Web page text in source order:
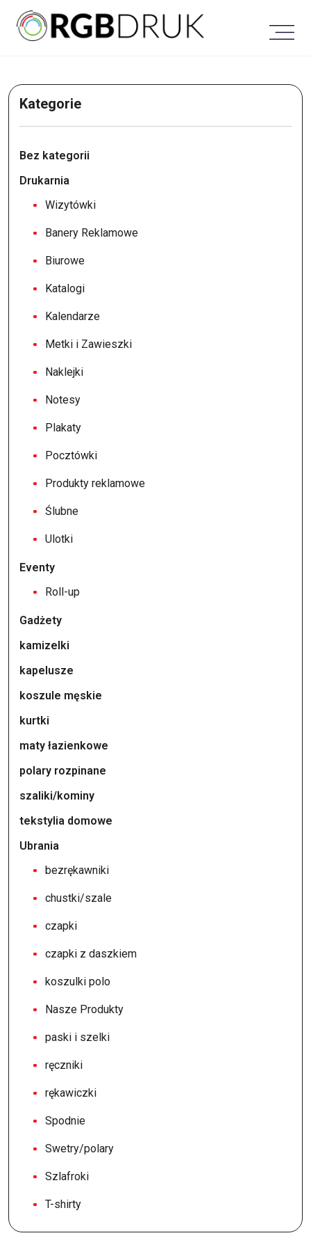
content
Kategorie
Bez kategorii
Drukarnia
Wizytówki
Banery Reklamowe
Biurowe
Katalogi
Kalendarze
Metki i Zawieszki
Naklejki
Notesy
Plakaty
Pocztówki
Produkty reklamowe
Ślubne
Ulotki
Eventy
Roll-up
Gadżety
kamizelki
kapelusze
koszule męskie
kurtki
maty łazienkowe
polary rozpinane
szaliki/kominy
tekstylia domowe
Ubrania
bezrękawniki
chustki/szale
czapki
czapki z daszkiem
koszulki polo
Nasze Produkty
paski i szelki
ręczniki
rękawiczki
Spodnie
Swetry/polary
Szlafroki
T-shirty